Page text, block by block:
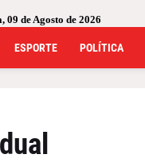
09 de Agosto de 2026
ESPORTE POLÍTICA